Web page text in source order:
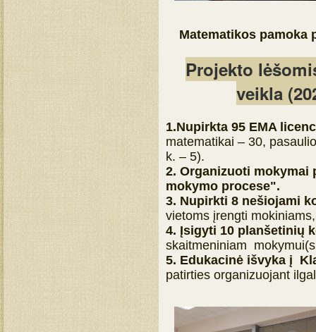
Matematikos pamoka
Projekto
veikla
1.Nupirkta 95 EMA
matematikai – 30,
k. – 5).
2. Organizuoti mokymai
mokymo procese".
3. Nupirkti 8 nešiojami
vietoms įrengti
4. Įsigyti 10 planšetinių
skaitmeniniam
5. Edukacinė išvyka į
patirties organizuojant